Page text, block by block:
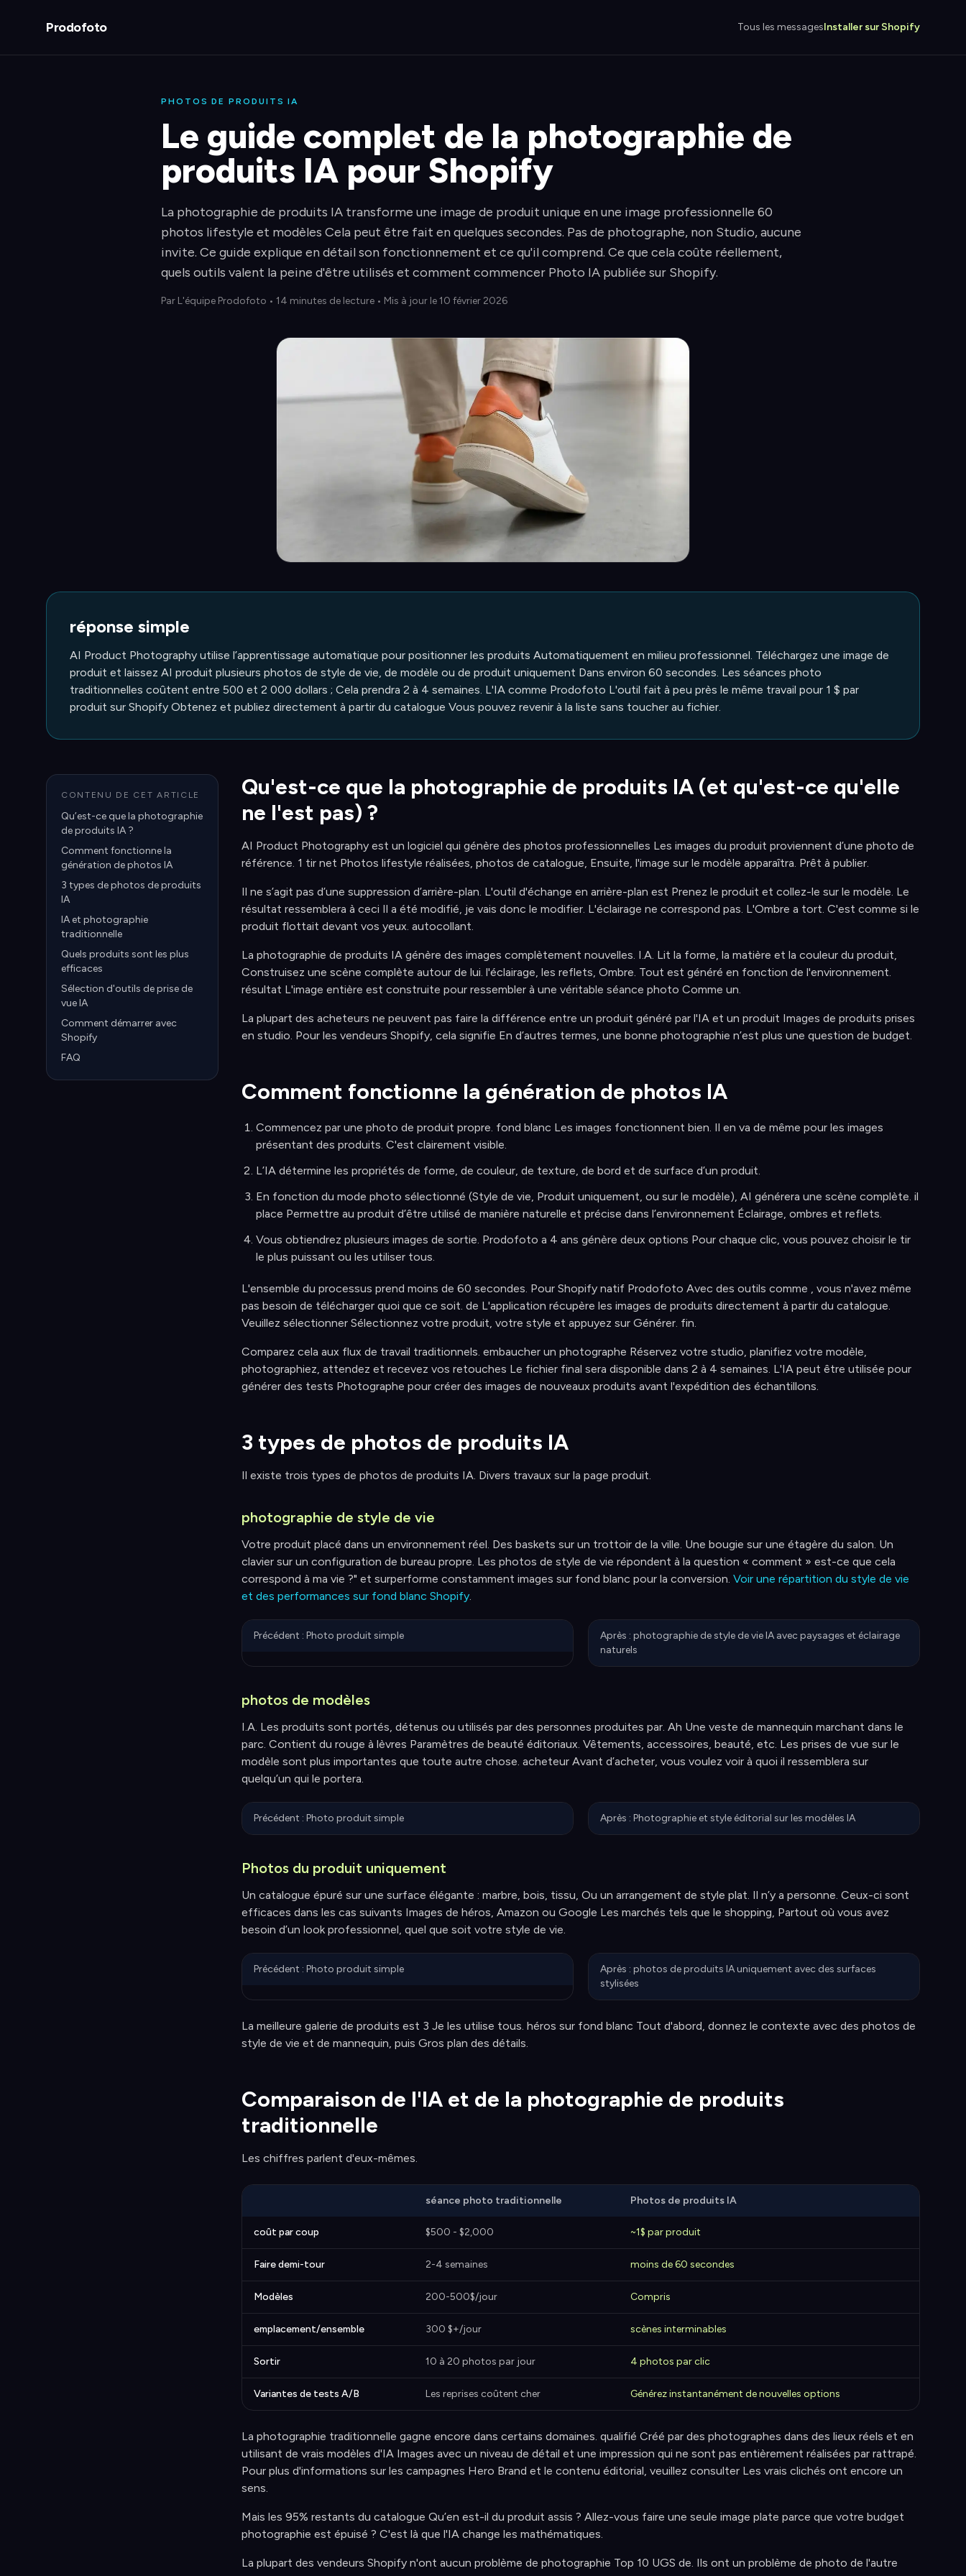
Prodofoto Tous les messagesInstaller sur Shopify
PHOTOS DE PRODUITS IA
Le guide complet de la photographie de
produits IA pour Shopify
La photographie de produits IA transforme une image de produit unique en une image professionnelle 60
photos lifestyle et modèles Cela peut être fait en quelques secondes. Pas de photographe, non Studio, aucune
invite. Ce guide explique en détail son fonctionnement et ce qu'il comprend. Ce que cela coûte réellement,
quels outils valent la peine d'être utilisés et comment commencer Photo IA publiée sur Shopify.
Par L'équipe Prodofoto • 14 minutes de lecture • Mis à jour le 10 février 2026
réponse simple
AI Product Photography utilise l’apprentissage automatique pour positionner les produits Automatiquement en milieu professionnel. Téléchargez une image de
produit et laissez AI produit plusieurs photos de style de vie, de modèle ou de produit uniquement Dans environ 60 secondes. Les séances photo
traditionnelles coûtent entre 500 et 2 000 dollars ; Cela prendra 2 à 4 semaines. L'IA comme Prodofoto L'outil fait à peu près le même travail pour 1 $ par
produit sur Shopify Obtenez et publiez directement à partir du catalogue Vous pouvez revenir à la liste sans toucher au fichier.
CONTENU DE CET ARTICLE
Qu’est-ce que la photographie
de produits IA ?
Comment fonctionne la
génération de photos IA
3 types de photos de produits
IA
IA et photographie
traditionnelle
Quels produits sont les plus
efficaces
Sélection d'outils de prise de
vue IA
Comment démarrer avec
Shopify
FAQ
Qu'est-ce que la photographie de produits IA (et qu'est-ce qu'elle
ne l'est pas) ?
AI Product Photography est un logiciel qui génère des photos professionnelles Les images du produit proviennent d’une photo de
référence. 1 tir net Photos lifestyle réalisées, photos de catalogue, Ensuite, l'image sur le modèle apparaîtra. Prêt à publier.
Il ne s’agit pas d’une suppression d’arrière-plan. L'outil d'échange en arrière-plan est Prenez le produit et collez-le sur le modèle. Le
résultat ressemblera à ceci Il a été modifié, je vais donc le modifier. L'éclairage ne correspond pas. L'Ombre a tort. C'est comme si le
produit flottait devant vos yeux. autocollant.
La photographie de produits IA génère des images complètement nouvelles. I.A. Lit la forme, la matière et la couleur du produit,
Construisez une scène complète autour de lui. l'éclairage, les reflets, Ombre. Tout est généré en fonction de l'environnement.
résultat L'image entière est construite pour ressembler à une véritable séance photo Comme un.
La plupart des acheteurs ne peuvent pas faire la différence entre un produit généré par l'IA et un produit Images de produits prises
en studio. Pour les vendeurs Shopify, cela signifie En d’autres termes, une bonne photographie n’est plus une question de budget.
Comment fonctionne la génération de photos IA
Commencez par une photo de produit propre. fond blanc Les images fonctionnent bien. Il en va de même pour les images
présentant des produits. C'est clairement visible.
L’IA détermine les propriétés de forme, de couleur, de texture, de bord et de surface d’un produit.
En fonction du mode photo sélectionné (Style de vie, Produit uniquement, ou sur le modèle), AI générera une scène complète. il
place Permettre au produit d’être utilisé de manière naturelle et précise dans l’environnement Éclairage, ombres et reflets.
Vous obtiendrez plusieurs images de sortie. Prodofoto a 4 ans génère deux options Pour chaque clic, vous pouvez choisir le tir
le plus puissant ou les utiliser tous.
L'ensemble du processus prend moins de 60 secondes. Pour Shopify natif Prodofoto Avec des outils comme , vous n'avez même
pas besoin de télécharger quoi que ce soit. de L'application récupère les images de produits directement à partir du catalogue.
Veuillez sélectionner Sélectionnez votre produit, votre style et appuyez sur Générer. fin.
Comparez cela aux flux de travail traditionnels. embaucher un photographe Réservez votre studio, planifiez votre modèle,
photographiez, attendez et recevez vos retouches Le fichier final sera disponible dans 2 à 4 semaines. L'IA peut être utilisée pour
générer des tests Photographe pour créer des images de nouveaux produits avant l'expédition des échantillons.
3 types de photos de produits IA
Il existe trois types de photos de produits IA. Divers travaux sur la page produit.
photographie de style de vie
Votre produit placé dans un environnement réel. Des baskets sur un trottoir de la ville. Une bougie sur une étagère du salon. Un
clavier sur un configuration de bureau propre. Les photos de style de vie répondent à la question « comment » est-ce que cela
correspond à ma vie ?" et surperforme constamment images sur fond blanc pour la conversion. Voir une répartition du style de vie
et des performances sur fond blanc Shopify.
Précédent : Photo produit simple
Après : photographie de style de vie IA avec paysages et éclairage
naturels
photos de modèles
I.A. Les produits sont portés, détenus ou utilisés par des personnes produites par. Ah Une veste de mannequin marchant dans le
parc. Contient du rouge à lèvres Paramètres de beauté éditoriaux. Vêtements, accessoires, beauté, etc. Les prises de vue sur le
modèle sont plus importantes que toute autre chose. acheteur Avant d’acheter, vous voulez voir à quoi il ressemblera sur
quelqu’un qui le portera.
Précédent : Photo produit simple Après : Photographie et style éditorial sur les modèles IA
Photos du produit uniquement
Un catalogue épuré sur une surface élégante : marbre, bois, tissu, Ou un arrangement de style plat. Il n’y a personne. Ceux-ci sont
efficaces dans les cas suivants Images de héros, Amazon ou Google Les marchés tels que le shopping, Partout où vous avez
besoin d’un look professionnel, quel que soit votre style de vie.
Précédent : Photo produit simple
Après : photos de produits IA uniquement avec des surfaces
stylisées
La meilleure galerie de produits est 3 Je les utilise tous. héros sur fond blanc Tout d'abord, donnez le contexte avec des photos de
style de vie et de mannequin, puis Gros plan des détails.
Comparaison de l'IA et de la photographie de produits
traditionnelle
Les chiffres parlent d'eux-mêmes.
séance photo traditionnelle Photos de produits IA
coût par coup $500 - $2,000 ~1$ par produit
Faire demi-tour 2-4 semaines moins de 60 secondes
Modèles 200-500$/jour Compris
emplacement/ensemble 300 $+/jour scènes interminables
Sortir 10 à 20 photos par jour 4 photos par clic
Variantes de tests A/B Les reprises coûtent cher Générez instantanément de nouvelles options
La photographie traditionnelle gagne encore dans certains domaines. qualifié Créé par des photographes dans des lieux réels et en
utilisant de vrais modèles d'IA Images avec un niveau de détail et une impression qui ne sont pas entièrement réalisées par rattrapé.
Pour plus d'informations sur les campagnes Hero Brand et le contenu éditorial, veuillez consulter Les vrais clichés ont encore un
sens.
Mais les 95% restants du catalogue Qu’en est-il du produit assis ? Allez-vous faire une seule image plate parce que votre budget
photographie est épuisé ? C'est là que l'IA change les mathématiques.
La plupart des vendeurs Shopify n'ont aucun problème de photographie Top 10 UGS de. Ils ont un problème de photo de l'autre